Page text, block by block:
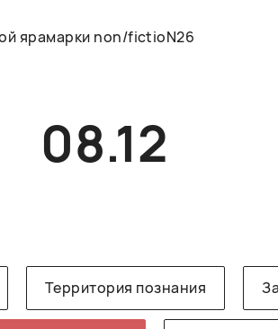
ярамарки non/fictioN26
08.12
Территория познания